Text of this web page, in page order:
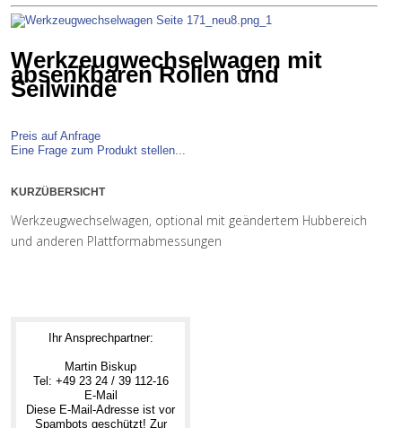
Werkzeugwechselwagen mit
absenkbaren Rollen und
Seilwinde
Preis auf Anfrage
Eine Frage zum Produkt stellen...
KURZÜBERSICHT
Werkzeugwechselwagen, optional mit geändertem Hubbereich
und anderen Plattformabmessungen
Ihr Ansprechpartner:
Martin Biskup
Tel: +49 23 24 / 39 112-16
E-Mail
Diese E-Mail-Adresse ist vor
Spambots geschützt! Zur